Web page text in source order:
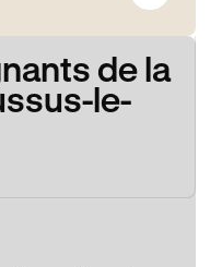
de la
le-